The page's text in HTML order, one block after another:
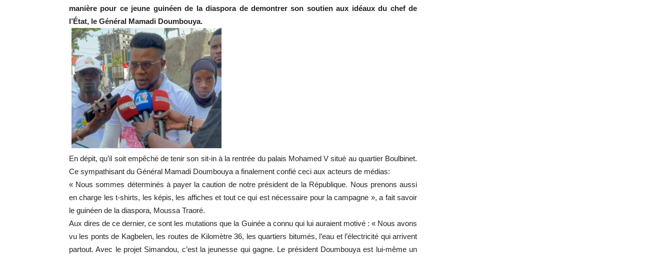
manière pour ce jeune guinéen de la diaspora de demontrer son soutien aux idéaux du chef de
l’État, le Général Mamadi Doumbouya.
En dépit, qu’il soit empêché de tenir son sit-in à la rentrée du palais Mohamed V situé au quartier Boulbinet.
Ce sympathisant du Général Mamadi Doumbouya a finalement confié ceci aux acteurs de médias:
« Nous sommes déterminés à payer la caution de notre président de la République. Nous prenons aussi
en charge les t-shirts, les képis, les affiches et tout ce qui est nécessaire pour la campagne », a fait savoir
le guinéen de la diaspora, Moussa Traoré.
Aux dires de ce dernier, ce sont les mutations que la Guinée a connu qui lui auraient motivé : « Nous avons
vu les ponts de Kagbelen, les routes de Kilomètre 36, les quartiers bitumés, l’eau et l’électricité qui arrivent
partout. Avec le projet Simandou, c’est la jeunesse qui gagne. Le président Doumbouya est lui-même un